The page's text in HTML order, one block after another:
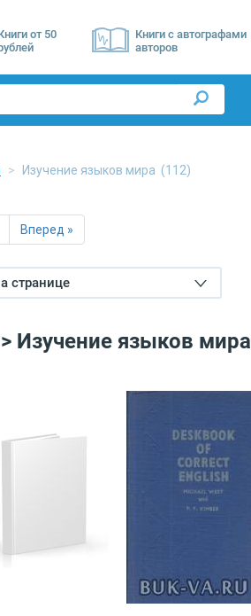
от 50
Книги с автографами
авторов
Изучение языков мира (112)
Вперед »
странице
Изучение языков мира